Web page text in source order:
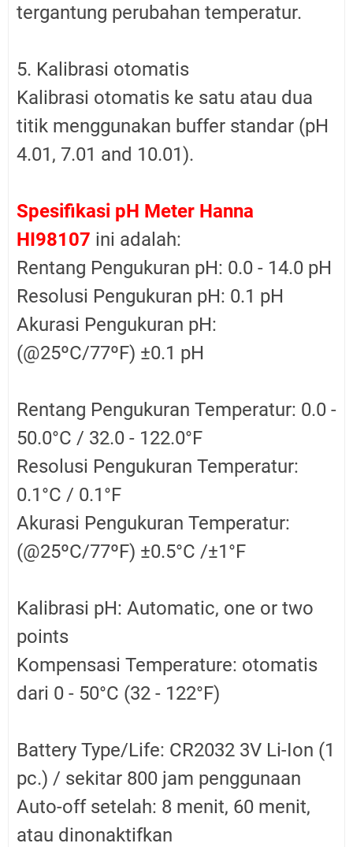
tergantung perubahan temperatur.
5. Kalibrasi otomatis
Kalibrasi otomatis ke satu atau dua
titik menggunakan buffer standar (pH
4.01, 7.01 and 10.01).
Spesifikasi pH Meter Hanna
HI98107 ini adalah:
Rentang Pengukuran pH: 0.0 - 14.0 pH
Resolusi Pengukuran pH: 0.1 pH
Akurasi Pengukuran pH:
(@25ºC/77ºF) ±0.1 pH
Rentang Pengukuran Temperatur: 0.0 -
50.0°C / 32.0 - 122.0°F
Resolusi Pengukuran Temperatur:
0.1°C / 0.1°F
Akurasi Pengukuran Temperatur:
(@25ºC/77ºF) ±0.5°C /±1°F
Kalibrasi pH: Automatic, one or two
points
Kompensasi Temperature: otomatis
dari 0 - 50°C (32 - 122°F)
Battery Type/Life: CR2032 3V Li-Ion (1
pc.) / sekitar 800 jam penggunaan
Auto-off setelah: 8 menit, 60 menit,
atau dinonaktifkan